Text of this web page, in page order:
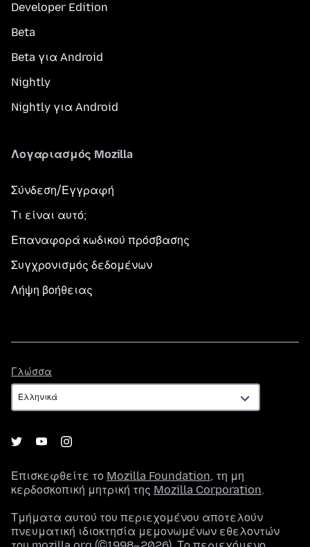
Developer Edition
Beta
Beta για Android
Nightly
Nightly για Android
Λογαριασμός Mozilla
Σύνδεση/Εγγραφή
Τι είναι αυτό;
Επαναφορά κωδικού πρόσβασης
Συγχρονισμός δεδομένων
Λήψη βοήθειας
Γλώσσα
Επισκεφθείτε το Mozilla Foundation, τη μη
κερδοσκοπική μητρική της Mozilla Corporation.
Τμήματα αυτού του περιεχομένου αποτελούν
πνευματική ιδιοκτησία μεμονωμένων εθελοντών